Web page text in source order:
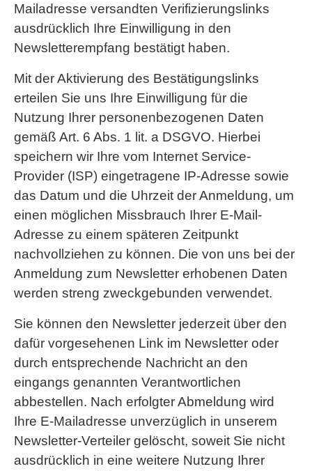
Mailadresse versandten Verifizierungslinks
ausdrücklich Ihre Einwilligung in den
Newsletterempfang bestätigt haben.
Mit der Aktivierung des Bestätigungslinks
erteilen Sie uns Ihre Einwilligung für die
Nutzung Ihrer personenbezogenen Daten
gemäß Art. 6 Abs. 1 lit. a DSGVO. Hierbei
speichern wir Ihre vom Internet Service-
Provider (ISP) eingetragene IP-Adresse sowie
das Datum und die Uhrzeit der Anmeldung, um
einen möglichen Missbrauch Ihrer E-Mail-
Adresse zu einem späteren Zeitpunkt
nachvollziehen zu können. Die von uns bei der
Anmeldung zum Newsletter erhobenen Daten
werden streng zweckgebunden verwendet.
Sie können den Newsletter jederzeit über den
dafür vorgesehenen Link im Newsletter oder
durch entsprechende Nachricht an den
eingangs genannten Verantwortlichen
abbestellen. Nach erfolgter Abmeldung wird
Ihre E-Mailadresse unverzüglich in unserem
Newsletter-Verteiler gelöscht, soweit Sie nicht
ausdrücklich in eine weitere Nutzung Ihrer